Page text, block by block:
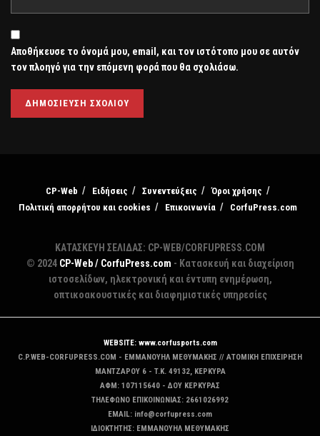
Αποθήκευσε το όνομά μου, email, και τον ιστότοπο μου σε αυτόν
τον πλοηγό για την επόμενη φορά που θα σχολιάσω.
CP-Web Ειδήσεις Συνεντεύξεις
Όροι χρήσης
Πολιτική απορρήτου και cookies
Επικοινωνία CorfuPress.com
ΚΑΤΑΣΚΕΥΗ ΣΕΛΙΔΑΣ: CP-WEB/CORFUPRESS.COM
© 2024 CP-Web / CorfuPress.com - Κατασκευή και διαχείριση
ιστοσελίδων, ηλεκτρονική και έντυπη ενημέρωση,
οπτικοακουστικές και διαφημιστικές υπηρεσίες
WEBSITE: www.corfusports.com
C.P.WEB-CORFUPRESS.COM - ΕΜΜΑΝΟΥΗΛ ΜΕΘΥΜΑΚΗΣ // ΑΤΟΜΙΚΗ ΕΠΙΧΕΙΡΗΣΗ
MANTZAΡΟΥ 6 - T.K. 49132, ΚΕΡΚΥΡΑ
ΑΦΜ: 107115640 - ΔΟΥ ΚΕΡΚΥΡΑΣ
ΤΗΛΕΦΩΝΟ ΕΠΙΚΟΙΝΩΝΙΑΣ: 2661026992
EMAIL: info@corfupress.com
ΙΔΙΟΚΤΗΤΗΣ: EMMANOYΗΛ ΜΕΘΥΜΑΚΗΣ